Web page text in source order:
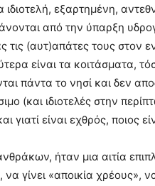
ιδιοτελή, εξαρτημένη,
από την ύπαρξη
τις (αυτ)απάτες τους στον
είναι τα κοιτάσματα,
πάντα το νησί και δεν
(και ιδιοτελές στην
γιατί είναι εχθρός, ποιος
ήταν μια αιτία
γίνει «αποικία χρέους»,